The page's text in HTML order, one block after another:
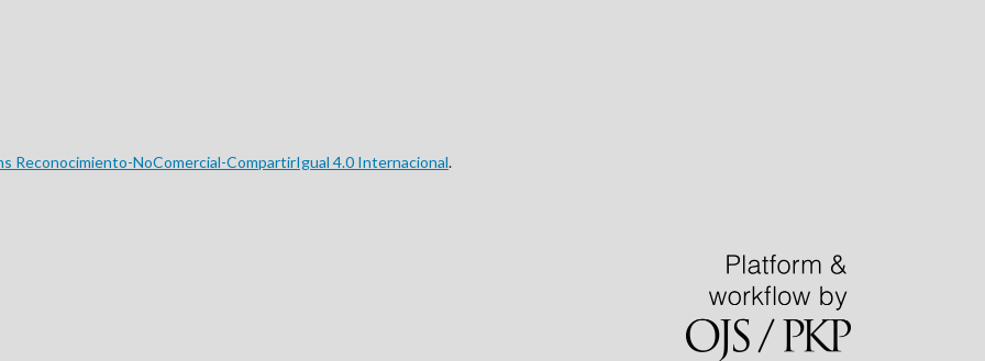
Reconocimiento-NoComercial-CompartirIgual 4.0 Internacional.